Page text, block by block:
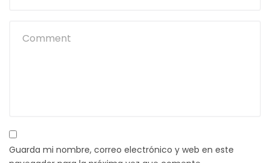
Guarda mi nombre, correo electrónico y web en este